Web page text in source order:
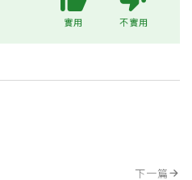
實用 不實用
下一篇